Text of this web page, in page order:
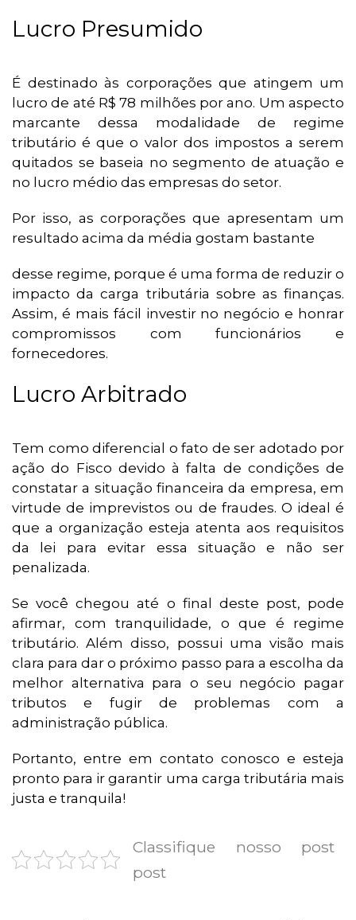
Lucro Presumido
É destinado às corporações que atingem um
lucro de até R$ 78 milhões por ano. Um aspecto
marcante dessa modalidade de regime
tributário é que o valor dos impostos a serem
quitados se baseia no segmento de atuação e
no lucro médio das empresas do setor.
Por isso, as corporações que apresentam um
resultado acima da média gostam bastante
desse regime, porque é uma forma de reduzir o
impacto da carga tributária sobre as finanças.
Assim, é mais fácil investir no negócio e honrar
compromissos com funcionários e
fornecedores.
Lucro Arbitrado
Tem como diferencial o fato de ser adotado por
ação do Fisco devido à falta de condições de
constatar a situação financeira da empresa, em
virtude de imprevistos ou de fraudes. O ideal é
que a organização esteja atenta aos requisitos
da lei para evitar essa situação e não ser
penalizada.
Se você chegou até o final deste post, pode
afirmar, com tranquilidade, o que é regime
tributário. Além disso, possui uma visão mais
clara para dar o próximo passo para a escolha da
melhor alternativa para o seu negócio pagar
tributos e fugir de problemas com a
administração pública.
Portanto, entre em contato conosco e esteja
pronto para ir garantir uma carga tributária mais
justa e tranquila!
Classifique nosso post
post